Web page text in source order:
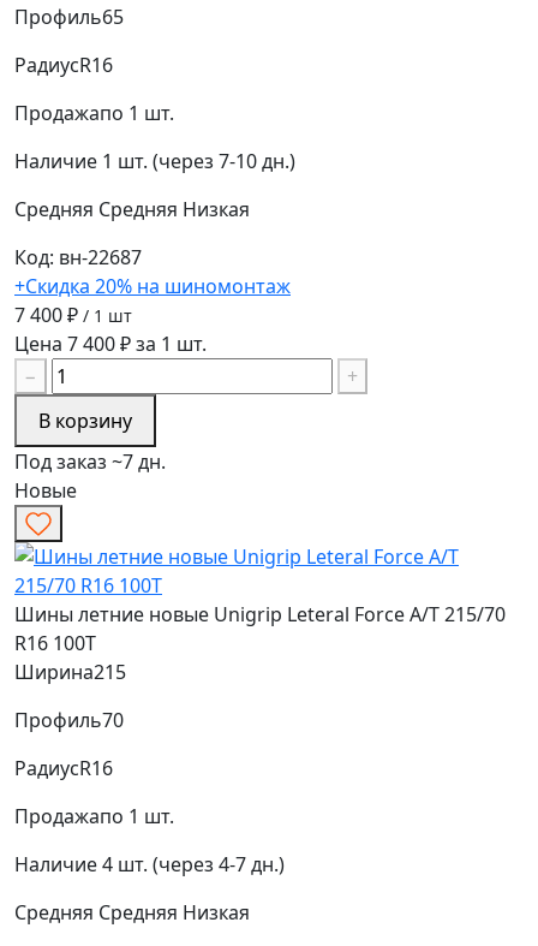
Профиль65
РадиусR16
Продажапо 1 шт.
Наличие 1 шт. (через 7-10 дн.)
Средняя Средняя Низкая
Код: вн-22687
+Скидка 20% на шиномонтаж
7 400 ₽ / 1 шт
Цена 7 400 ₽ за 1 шт.
−
+
В корзину
Под заказ ~7 дн.
Новые
Шины летние новые Unigrip Leteral Force A/T 215/70
R16 100T
Ширина215
Профиль70
РадиусR16
Продажапо 1 шт.
Наличие4 шт. (через 4-7 дн.)
Средняя Средняя Низкая